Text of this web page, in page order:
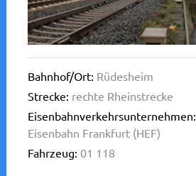
Bahnhof/Ort: Rüdesheim
Strecke: rechte Rheinstrecke
Eisenbahnverkehrsunternehmen:
Eisenbahn Frankfurt (HEF)
Fahrzeug: 01 118